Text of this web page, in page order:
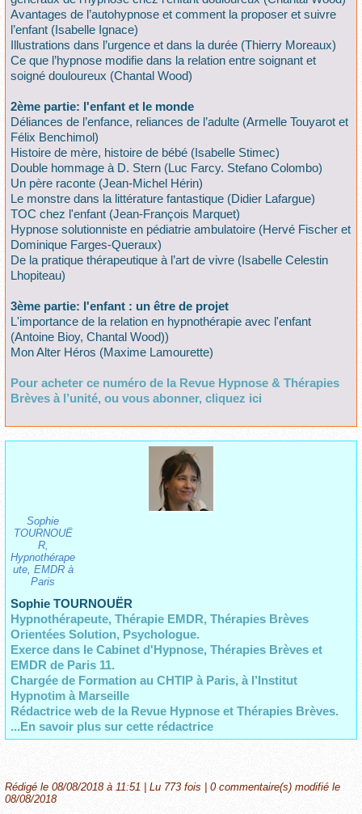
Avantages de l’autohypnose et comment la proposer et suivre
l’enfant (Isabelle Ignace)
Illustrations dans l’urgence et dans la durée (Thierry Moreaux)
Ce que l’hypnose modifie dans la relation entre soignant et
soigné douloureux (Chantal Wood)
2ème partie: l'enfant et le monde
Déliances de l’enfance, reliances de l’adulte (Armelle Touyarot et
Félix Benchimol)
Histoire de mère, histoire de bébé (Isabelle Stimec)
Double hommage à D. Stern (Luc Farcy. Stefano Colombo)
Un père raconte (Jean-Michel Hérin)
Le monstre dans la littérature fantastique (Didier Lafargue)
TOC chez l'enfant (Jean-François Marquet)
Hypnose solutionniste en pédiatrie ambulatoire (Hervé Fischer et
Dominique Farges-Queraux)
De la pratique thérapeutique à l’art de vivre (Isabelle Celestin
Lhopiteau)
3ème partie: l'enfant : un être de projet
L'importance de la relation en hypnothérapie avec l'enfant
(Antoine Bioy, Chantal Wood))
Mon Alter Héros (Maxime Lamourette)
Pour acheter ce numéro de la Revue Hypnose & Thérapies
Brèves à l’unité, ou vous abonner, cliquez ici
Sophie
TOURNOUË
R,
Hypnothérape
ute, EMDR à
Paris
Sophie TOURNOUËR
Hypnothérapeute, Thérapie EMDR, Thérapies Brèves
Orientées Solution, Psychologue.
Exerce dans le Cabinet d'Hypnose, Thérapies Brèves et
EMDR de Paris 11.
Chargée de Formation au CHTIP à Paris, à l’Institut
Hypnotim à Marseille
Rédactrice web de la Revue Hypnose et Thérapies Brèves.
...En savoir plus sur cette rédactrice
Rédigé le 08/08/2018 à 11:51 | Lu 773 fois | 0commentaire(s) modifié le
08/08/2018